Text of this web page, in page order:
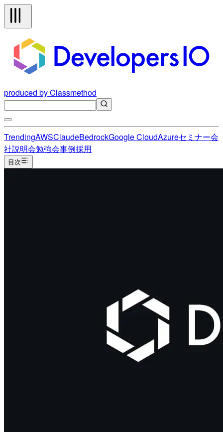
produced by Classmethod
TrendingAWSClaudeBedrockGoogle CloudAzureセミナー会
社説明会勉強会事例採用
目次